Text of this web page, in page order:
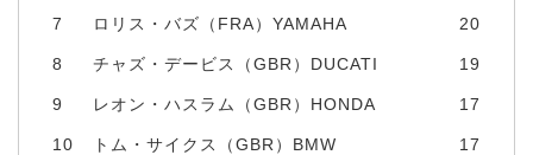
7 ロリス・バズ（FRA）YAMAHA 20
8 チャズ・デービス（GBR）DUCATI 19
9 レオン・ハスラム（GBR）HONDA 17
10 トム・サイクス（GBR）BMW 17